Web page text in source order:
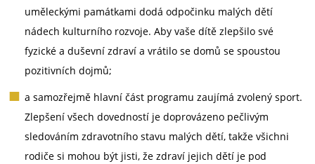
uměleckými památkami dodá odpočinku malých dětí
nádech kulturního rozvoje. Aby vaše dítě zlepšilo své
fyzické a duševní zdraví a vrátilo se domů se spoustou
pozitivních dojmů;
a samozřejmě hlavní část programu zaujímá zvolený sport.
Zlepšení všech dovedností je doprovázeno pečlivým
sledováním zdravotního stavu malých dětí, takže všichni
rodiče si mohou být jisti, že zdraví jejich dětí je pod